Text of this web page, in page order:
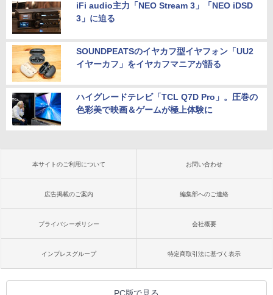
iFi audio主力「NEO Stream 3」「NEO iDSD
3」に迫る
SOUNDPEATSのイヤカフ型イヤフォン「UU2
イヤーカフ」をイヤカフマニアが語る
ハイグレードテレビ「TCL Q7D Pro」。圧巻の
色彩美で映画＆ゲームが極上体験に
本サイトのご利用について お問い合わせ
広告掲載のご案内 編集部へのご連絡
プライバシーポリシー 会社概要
インプレスグループ 特定商取引法に基づく表示